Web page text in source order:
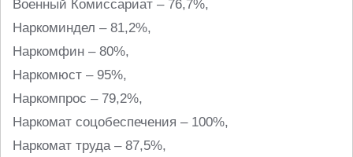
Военный Комиссариат – 76,7%,
Наркоминдел – 81,2%,
Наркомфин – 80%,
Наркомюст – 95%,
Наркомпрос – 79,2%,
Наркомат соцобеспечения – 100%,
Наркомат труда – 87,5%,